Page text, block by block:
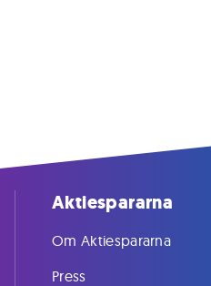
Aktiespararna
Om Aktiespararna
Press